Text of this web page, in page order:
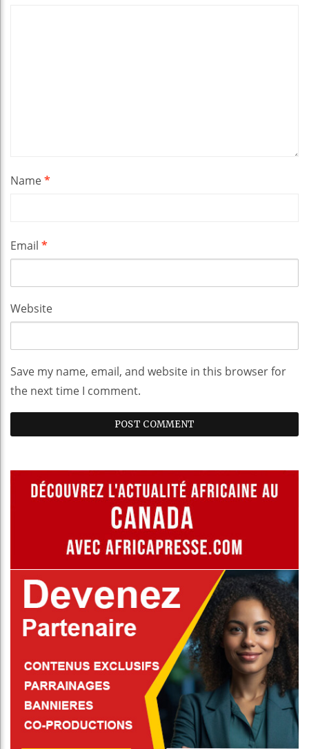
Name*
Email *
Website
Save my name, email, and website in this browser for
the next time I comment.